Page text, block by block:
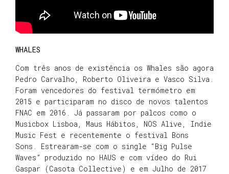
WHALES
Com três anos de existência os Whales são agora
Pedro Carvalho, Roberto Oliveira e Vasco Silva.
Foram vencedores do festival termómetro em
2015 e participaram no disco de novos talentos
FNAC em 2016. Já passaram por palcos como o
Musicbox Lisboa, Maus Hábitos, NOS Alive, Indie
Music Fest e recentemente o festival Bons
Sons. Estrearam-se com o single “Big Pulse
Waves” produzido no HAUS e com vídeo do Rui
Gaspar (Casota Collective) e em Julho de 2017